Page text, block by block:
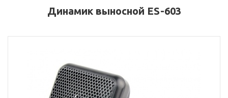
Динамик выносной ES-603